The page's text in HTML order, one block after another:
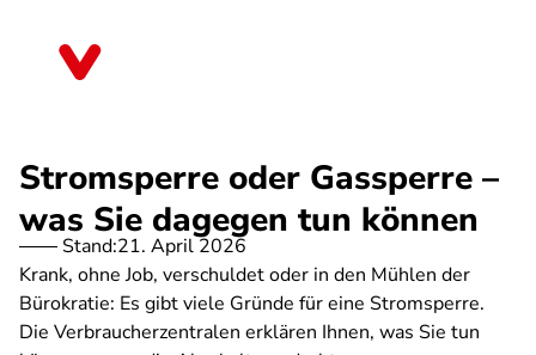
Stromsperre oder Gassperre –
was Sie dagegen tun können
Stand:21. April 2026
Krank, ohne Job, verschuldet oder in den Mühlen der
Bürokratie: Es gibt viele Gründe für eine Stromsperre.
Die Verbraucherzentralen erklären Ihnen, was Sie tun